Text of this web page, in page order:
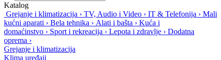
Katalog
Grejanje i klimatizacija › TV, Audio i Video › IT & Telefonija › Mali
kućni aparati › Bela tehnika › Alati i bašta › Kuća i
domaćinstvo › Sport i rekreacija › Lepota i zdravlje › Dodatna
oprema ›
Grejanje i klimatizacija
Klima uređaji